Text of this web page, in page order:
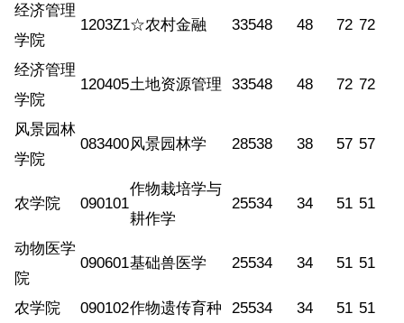
经济管理
学院
1203Z1☆农村金融 33548 48 72 72
经济管理
学院
120405土地资源管理 33548 48 72 72
风景园林
学院
083400风景园林学 28538 38 57 57
农学院 090101
作物栽培学与
耕作学
25534 34 51 51
动物医学
院
090601基础兽医学 25534 34 51 51
农学院 090102作物遗传育种 25534 34 51 51